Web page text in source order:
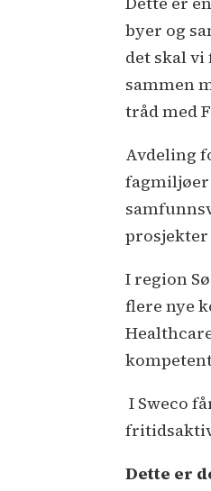
byer og
det skal
sammen
tråd med
Avdeling
fagmiljøer
prosjekter
I region
flere nye
I Sweco
Dette er